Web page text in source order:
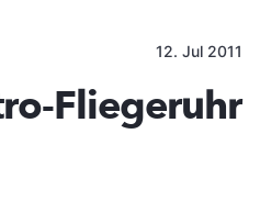
12. Jul 2011
Fliegeruhr